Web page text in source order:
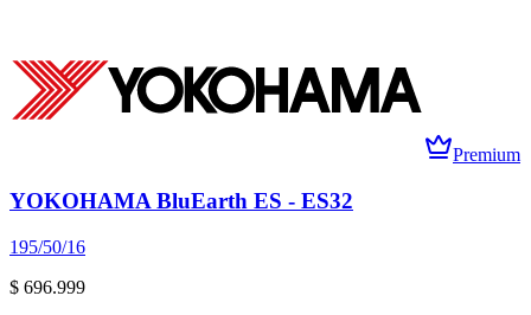
Premium
YOKOHAMA BluEarth ES - ES32
195/50/16
$ 696.999